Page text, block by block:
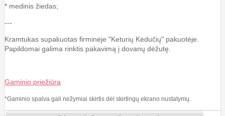
* medinis žiedas;
---
Kramtukas supakuotas firminėje "Keturių Kėdučių" pakuotėje.
Papildomai galima rinktis pakavimą į dovanų dėžutę.
Gaminio priežiūra
*Gaminio spalva gali nežymiai skirtis dėl skirtingų ekrano nustatymų.